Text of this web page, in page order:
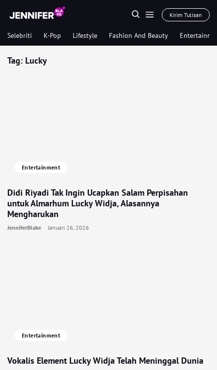
Kirim Tulisan
Selebriti K-Pop Lifestyle Fashion And Beauty
Tag: Lucky
Entertainment
Didi Riyadi Tak Ingin Ucapkan Salam Perpisahan
untuk Almarhum Lucky Widja, Alasannya
Mengharukan
JenniferBlake Januari 26, 2026
Entertainment
Vokalis Element Lucky Widja Telah Meninggal Dunia